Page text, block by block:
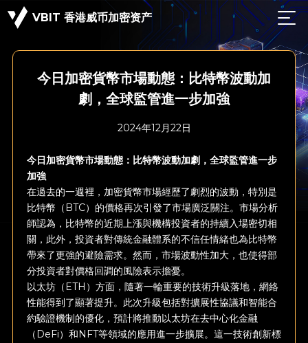
VBIT 香港威币加密资产
今日加密貨幣市場動態：比特幣波動加
劇，全球監管進一步加強
2024年12月22日
今日加密貨幣市場動態：比特幣波動加劇，全球監管進一步
加強
在過去的一週裡，加密貨幣市場經歷了劇烈的波動，特別是
比特幣（BTC）的價格再次引發了市場廣泛關注。市場分析
師認為，比特幣的近期上漲與機構投資者的持續入場密切相
關，此外，投資者對傳統金融體系的不信任情緒也為比特幣
帶來了更強的避險需求。然而，市場波動性加大，也使得部
分投資者對價格回調的風險表示擔憂。
以太坊（ETH）方面，隨著一輪重要的技術升級落地，網絡
性能得到了顯著提升。此次升級包括對擴展性協議和智能合
約驗證機制的優化，預計將推動以太坊在去中心化金融
（DeFi）和NFT等領域的應用進一步擴展。這一技術創新標